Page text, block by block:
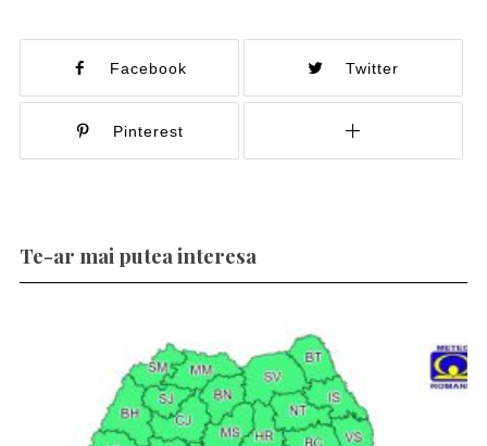
Facebook Twitter
Pinterest
Te-ar mai putea interesa